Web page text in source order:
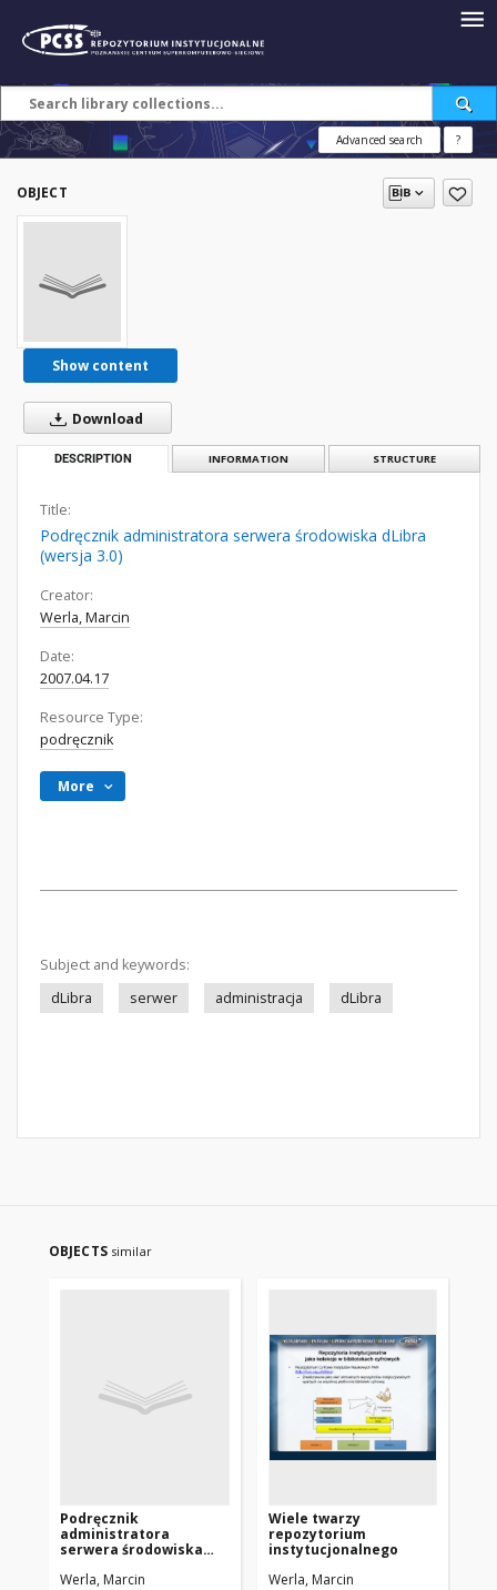
Advanced search ?
OBJECT
Show content
Download
DESCRIPTION INFORMATION STRUCTURE
Title:
Podręcznik administratora serwera środowiska dLibra
(wersja 3.0)
Creator:
Werla, Marcin
Date:
2007.04.17
Resource Type:
podręcznik
More
Subject and keywords:
dLibra
serwer administracja dLibra
OBJECTS similar
Podręcznik
administratora
serwera środowiska
Werla, Marcin
Wiele twarzy
repozytorium
instytucjonalnego
Werla, Marcin